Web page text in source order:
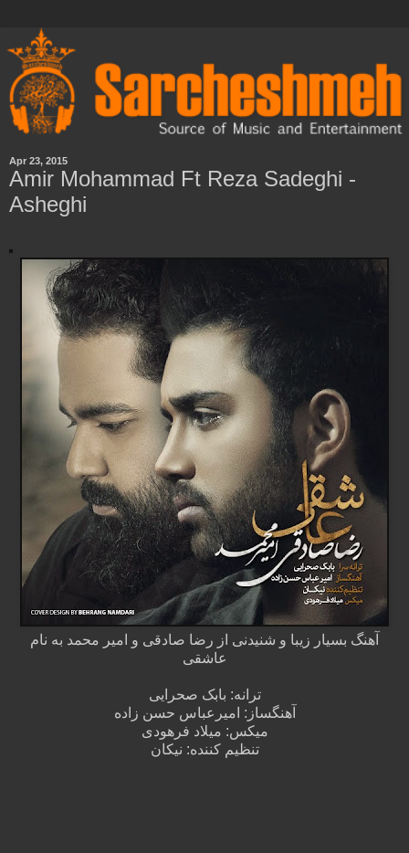
Apr 23, 2015
Amir Mohammad Ft Reza Sadeghi -
Asheghi
آهنگ بسیار زیبا و شنیدنی از رضا صادقی و امیر محمد به نام
عاشقی
ترانه: بابک صحرایی
آهنگساز: امیرعباس حسن زاده
میکس: میلاد فرهودی
تنظیم کننده: نیکان